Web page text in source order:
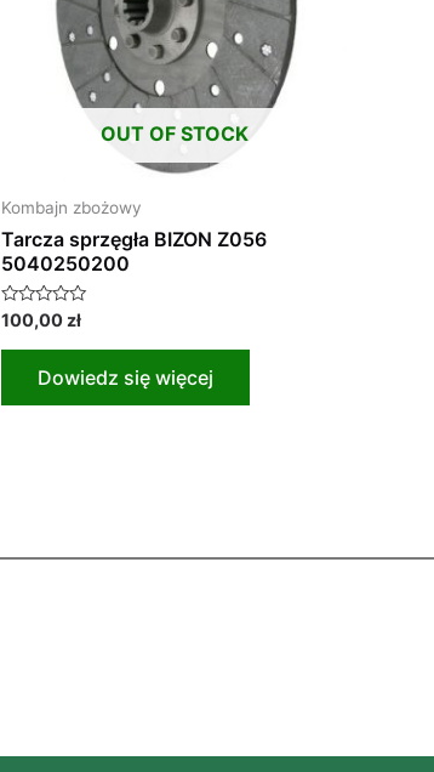
OUT OF STOCK
Kombajn zbożowy
Tarcza sprzęgła BIZON Z056
5040250200
Oceniono
na
100,00 zł
Dowiedz się więcej